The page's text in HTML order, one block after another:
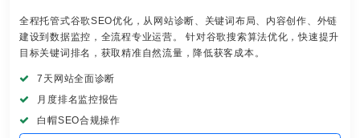
全程托管式谷歌SEO优化，从网站诊断、关键词布局、内容创作、外链
建设到数据监控，全流程专业运营。 针对谷歌搜索算法优化，快速提升
目标关键词排名，获取精准自然流量，降低获客成本。
7天网站全面诊断
月度排名监控报告
白帽SEO合规操作